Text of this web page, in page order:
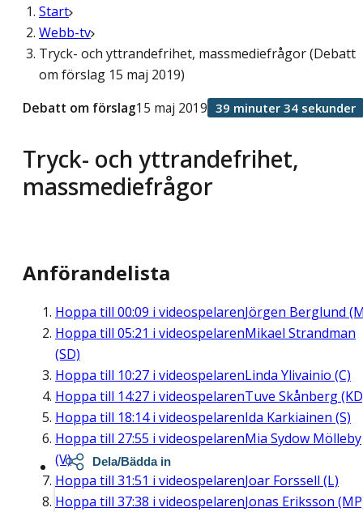
Start
Webb-tv
Tryck- och yttrandefrihet, massmediefrågor (Debatt
om förslag 15 maj 2019)
Tryck- och yttrandefrihet,
massmediefrågor
Debatt om förslag15 maj 2019 39 minuter 34 sekunder
Anförandelista
Hoppa till 00:09 i videospelarenJörgen Berglund
Hoppa till 05:21 i videospelarenMikael Strandman
(SD)
Hoppa till 10:27 i videospelarenLinda Ylivainio (C)
Hoppa till 14:27 i videospelarenTuve Skånberg
Hoppa till 18:14i videospelarenIda Karkiainen (S)
Hoppa till 27:55 i videospelarenMia Sydow Mölleby
(V)
Hoppa till 31:51 i videospelarenJoar Forssell (L)
Hoppa till 37:38 i videospelarenJonas Eriksson
Dela/Bädda in